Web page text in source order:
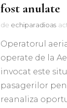
fost anulate
de echiparadioas
Operatorul
operate de la
invocat este
pasagerilor
reanaliza